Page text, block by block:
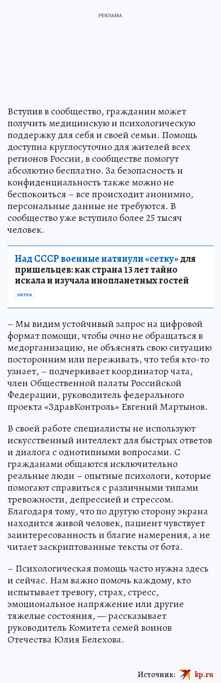
Вступив в сообщество, гражданин может
получить медицинскую и психологическую
поддержку для себя и своей семьи. Помощь
доступна круглосуточно для жителей всех
регионов России, в сообществе помогут
абсолютно бесплатно. За безопасность и
конфиденциальность также можно не
беспокоиться – все происходит анонимно,
персональные данные не требуются. В
сообщество уже вступило более 25 тысяч
человек.
Над СССР военные натянули «сетку»для
пришельцев: как страна 13 лет тайно
искала и изучала инопланетных гостей
НАУКА
– Мы видим устойчивый запрос на цифровой
формат помощи, чтобы очно не обращаться в
медорганизацию, не объяснять свою ситуацию
посторонним или переживать, что тебя кто-то
узнает, – подчеркивает координатор чата,
член Общественной палаты Российской
Федерации, руководитель федерального
проекта «ЗдравКонтроль» Евгений Мартынов.
В своей работе специалисты не используют
искусственный интеллект для быстрых ответов
и диалога с однотипными вопросами. С
гражданами общаются исключительно
реальные люди – опытные психологи, которые
помогают справиться с различными типами
тревожности, депрессией и стрессом.
Благодаря тому, что по другую сторону экрана
находится живой человек, пациент чувствует
заинтересованность и благие намерения, а не
читает заскриптованные тексты от бота.
– Психологическая помощь часто нужна здесь
и сейчас. Нам важно помочь каждому, кто
испытывает тревогу, страх, стресс,
эмоциональное напряжение или другие
тяжелые состояния, — рассказывает
руководитель Комитета семей воинов
Отечества Юлия Белехова.
Источник: kp.ru